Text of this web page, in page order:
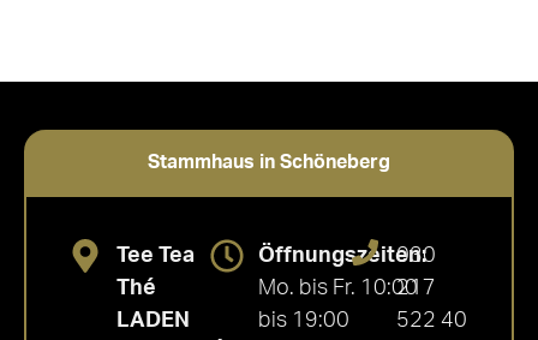
Stammhaus in Schöneberg
Tee Tea
Thé
LADEN
Öffnungszeiten:
Mo. bis Fr. 10:00
bis 19:00
030
217
522 40